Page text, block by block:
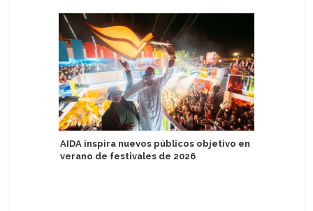
AIDA inspira nuevos públicos objetivo en
verano de festivales de 2026